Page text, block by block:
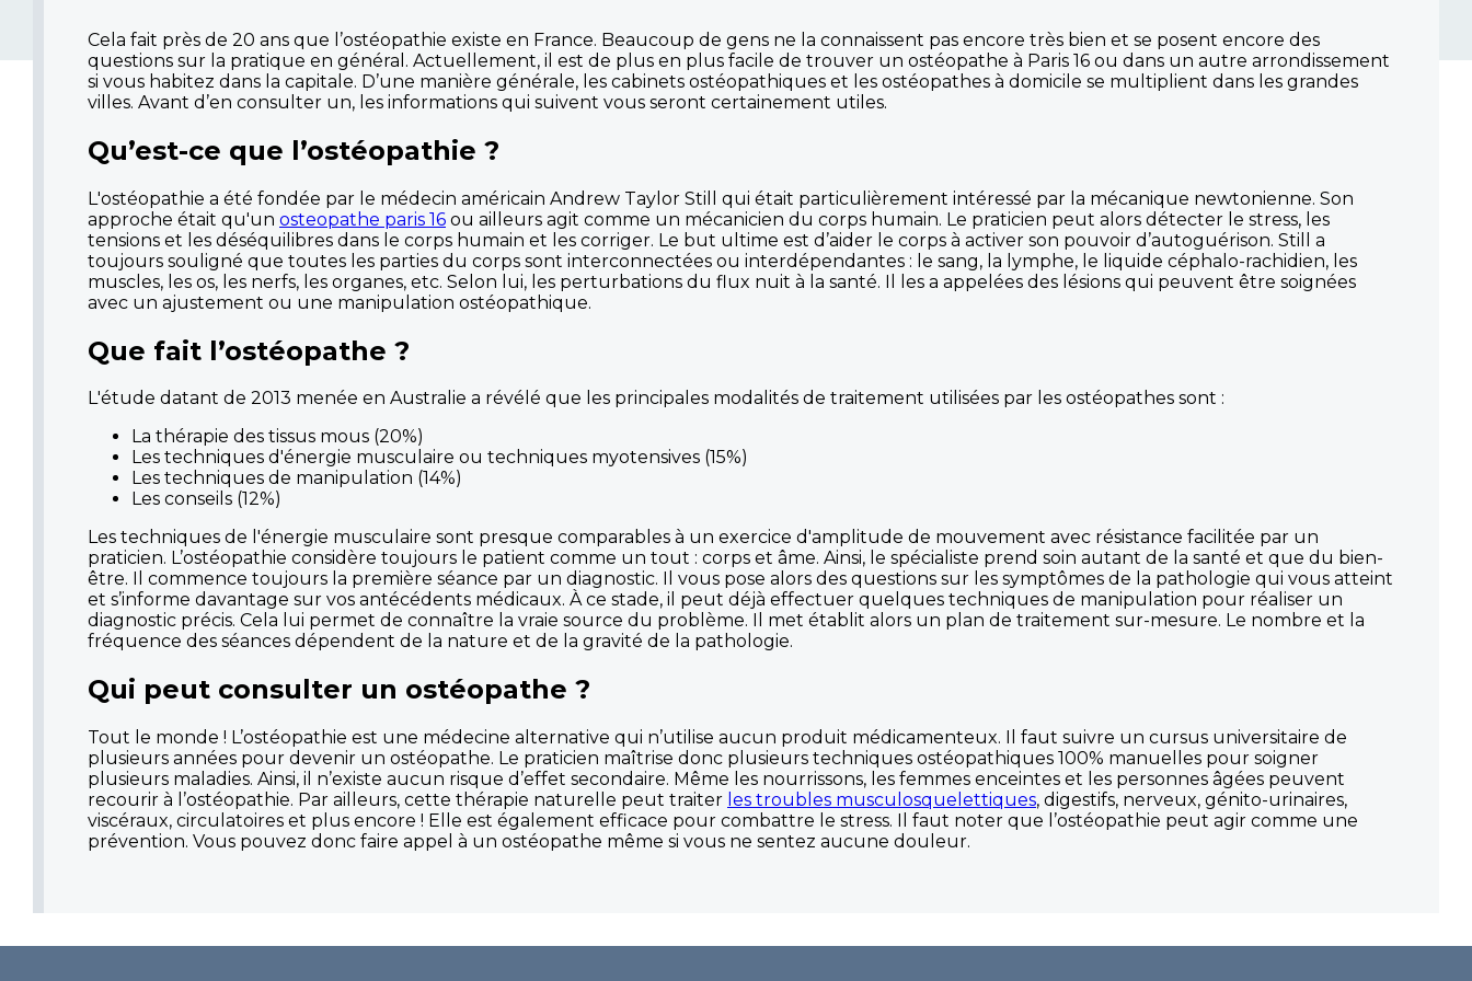
Cela fait près de 20 ans que l’ostéopathie existe en France. Beaucoup de gens ne la connaissent pas encore très bien et se posent encore des
questions sur la pratique en général. Actuellement, il est de plus en plus facile de trouver un ostéopathe à Paris 16 ou dans un autre arrondissement
si vous habitez dans la capitale. D’une manière générale, les cabinets ostéopathiques et les ostéopathes à domicile se multiplient dans les grandes
villes. Avant d’en consulter un, les informations qui suivent vous seront certainement utiles.
Qu’est-ce que l’ostéopathie ?
L'ostéopathie a été fondée par le médecin américain Andrew Taylor Still qui était particulièrement intéressé par la mécanique newtonienne. Son
approche était qu'un osteopathe paris 16 ou ailleurs agit comme un mécanicien du corps humain. Le praticien peut alors détecter le stress, les
tensions et les déséquilibres dans le corps humain et les corriger. Le but ultime est d’aider le corps à activer son pouvoir d’autoguérison. Still a
toujours souligné que toutes les parties du corps sont interconnectées ou interdépendantes : le sang, la lymphe, le liquide céphalo-rachidien, les
muscles, les os, les nerfs, les organes, etc. Selon lui, les perturbations du flux nuit à la santé. Il les a appelées des lésions qui peuvent être soignées
avec un ajustement ou une manipulation ostéopathique.
Que fait l’ostéopathe ?
L'étude datant de 2013 menée en Australie a révélé que les principales modalités de traitement utilisées par les ostéopathes sont :
La thérapie des tissus mous (20%)
Les techniques d'énergie musculaire ou techniques myotensives (15%)
Les techniques de manipulation (14%)
Les conseils (12%)
Les techniques de l'énergie musculaire sont presque comparables à un exercice d'amplitude de mouvement avec résistance facilitée par un
praticien. L’ostéopathie considère toujours le patient comme un tout : corps et âme. Ainsi, le spécialiste prend soin autant de la santé et que du bien-
être. Il commence toujours la première séance par un diagnostic. Il vous pose alors des questions sur les symptômes de la pathologie qui vous atteint
et s’informe davantage sur vos antécédents médicaux. À ce stade, il peut déjà effectuer quelques techniques de manipulation pour réaliser un
diagnostic précis. Cela lui permet de connaître la vraie source du problème. Il met établit alors un plan de traitement sur-mesure. Le nombre et la
fréquence des séances dépendent de la nature et de la gravité de la pathologie.
Qui peut consulter un ostéopathe ?
Tout le monde ! L’ostéopathie est une médecine alternative qui n’utilise aucun produit médicamenteux. Il faut suivre un cursus universitaire de
plusieurs années pour devenir un ostéopathe. Le praticien maîtrise donc plusieurs techniques ostéopathiques 100% manuelles pour soigner
plusieurs maladies. Ainsi, il n’existe aucun risque d’effet secondaire. Même les nourrissons, les femmes enceintes et les personnes âgées peuvent
recourir à l’ostéopathie. Par ailleurs, cette thérapie naturelle peut traiter les troubles musculosquelettiques, digestifs, nerveux, génito-urinaires,
viscéraux, circulatoires et plus encore ! Elle est également efficace pour combattre le stress. Il faut noter que l’ostéopathie peut agir comme une
prévention. Vous pouvez donc faire appel à un ostéopathe même si vous ne sentez aucune douleur.